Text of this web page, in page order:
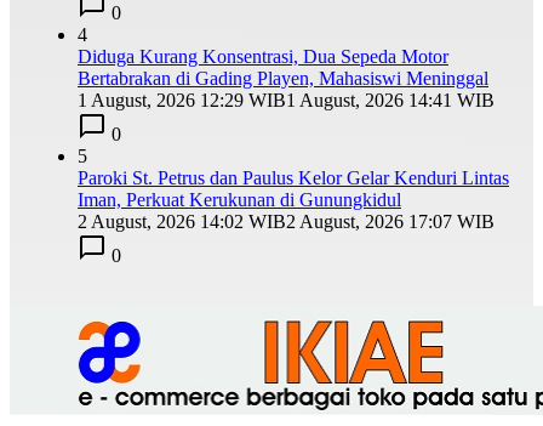
0
4
Diduga Kurang Konsentrasi, Dua Sepeda Motor
Bertabrakan di Gading Playen, Mahasiswi Meninggal
1 August, 2026 12:29 WIB1 August, 2026 14:41 WIB
0
5
Paroki St. Petrus dan Paulus Kelor Gelar Kenduri Lintas
Iman, Perkuat Kerukunan di Gunungkidul
2 August, 2026 14:02 WIB2 August, 2026 17:07 WIB
0